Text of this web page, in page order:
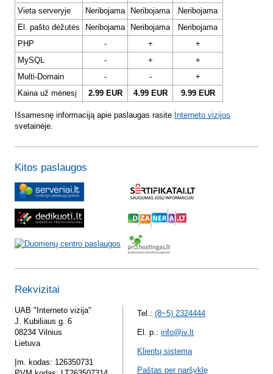
Vieta serveryje
Neribojama Neribojama
Neribojama
El. pašto dėžutės
Neribojama Neribojama
Neribojama
PHP
- +
+
MySQL
- +
+
Multi-Domain
- -
+
Kaina už mėnesį
2.99 EUR 4.99 EUR 9.99 EUR
Išsamesnę informaciją apie paslaugas rasite Interneto vizijos
svetainėje.
Kitos paslaugos
Rekvizitai
UAB "Interneto vizija"
J. Kubiliaus g. 6
08234 Vilnius
Lietuva
Įm. kodas: 126350731
Tel.: (8~5) 2324444
El. p.: info@iv.lt
Klientų sistema
Paštas per naršyklę